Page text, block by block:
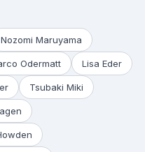
Nozomi Maruyama
Odermatt Lisa Eder
Tsubaki Miki